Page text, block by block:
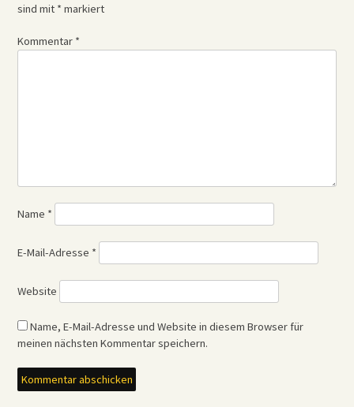
sind mit * markiert
Kommentar *
Name *
E-Mail-Adresse *
Website
Name, E-Mail-Adresse und Website in diesem Browser für
meinen nächsten Kommentar speichern.